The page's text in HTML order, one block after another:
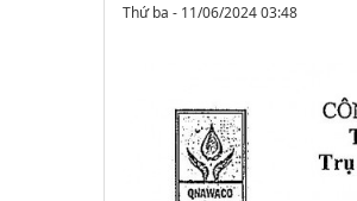
Thứ ba - 11/06/2024 03:48